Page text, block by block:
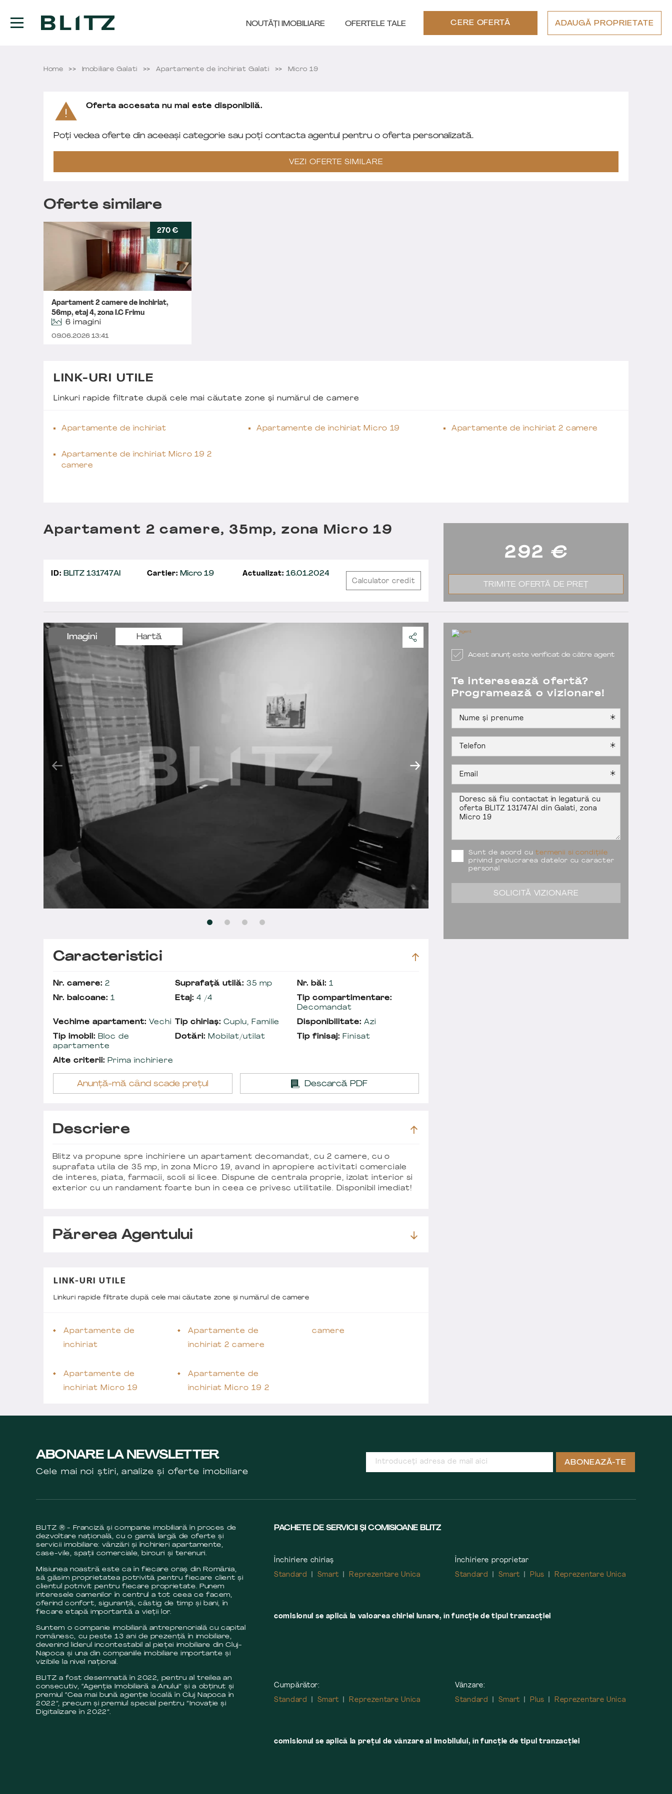
NOUTĂȚI IMOBILIARE OFERTELE TALE CERE OFERTĂ ADAUGĂ PROPRIETATE
Home Imobiliare Galati Apartamente de închiriat Galati Micro 19
Oferta accesata nu mai este disponibilă.
Poți vedea oferte din aceeași categorie sau poți contacta agentul pentru o oferta personalizată.
VEZI OFERTE SIMILARE
Oferte similare
270 €
Apartament 2 camere de inchiriat,
56mp, etaj 4, zona I.C Frimu
6 imagini
09.06.2026 13:41
LINK-URI UTILE
Linkuri rapide filtrate după cele mai căutate zone și numărul de camere
Apartamente de închiriat Apartamente de închiriat Micro 19 Apartamente de închiriat 2 camere
Apartamente de închiriat Micro 19 2
camere
Imagini Hartă
Apartament 2 camere, 35mp, zona Micro 19
ID: BLITZ 131747AI Cartier: Micro 19 Actualizat: 16.01.2024
Calculator credit
Acest anunț este verificat de către agent
Te interesează ofertă?
Programează o vizionare!
Sunt de acord cutermenii si condițiile
privind prelucrarea datelor cu caracter
personal
SOLICITĂ VIZIONARE
292 €
TRIMITE OFERTĂ DE PREȚ
Caracteristici
Nr. camere: 2 Suprafață utilă: 35 mp Nr. băi: 1
Nr. balcoane: 1 Etaj: 4 /4
Tip compartimentare:
Decomandat
Vechime apartament: Vechi Tip chiriaș: Cuplu, Familie Disponibilitate: Azi
Tip imobil: Bloc de
apartamente
Dotări: Mobilat/utilat Tip finisaj: Finisat
Alte criterii: Prima închiriere
Anunță-mă când scade prețul Descarcă PDF
Descriere
Blitz va propune spre inchiriere un apartament decomandat, cu 2 camere, cu o
suprafata utila de 35 mp, in zona Micro 19, avand in apropiere activitati comerciale
de interes, piata, farmacii, scoli si licee. Dispune de centrala proprie, izolat interior si
exterior cu un randament foarte bun in ceea ce privesc utilitatile. Disponibil imediat!
Părerea Agentului
LINK-URI UTILE
Linkuri rapide filtrate după cele mai căutate zone și numărul de camere
Apartamente de
închiriat
Apartamente de
închiriat Micro 19
Apartamente de
închiriat 2 camere
Apartamente de
închiriat Micro 19 2
camere
ABONARE LA NEWSLETTER
Cele mai noi știri, analize și oferte imobiliare
ABONEAZĂ-TE
BLITZ ® - Franciză și companie imobiliară în proces de
dezvoltare națională, cu o gamă largă de oferte și
servicii imobiliare: vânzări și închirieri apartamente,
case-vile, spații comerciale, birouri și terenuri.
Misiunea noastră este ca în fiecare oraș din România,
să găsim proprietatea potrivită pentru fiecare client și
clientul potrivit pentru fiecare proprietate. Punem
interesele oamenilor în centrul a tot ceea ce facem,
oferind confort, siguranță, câstig de timp și bani, în
fiecare etapă importantă a vieții lor.
Suntem o companie imobiliară antreprenorială cu capital
românesc, cu peste 13 ani de prezență în imobiliare,
devenind liderul incontestabil al pieței imobiliare din Cluj-
Napoca și una din companiile imobiliare importante și
vizibile la nivel național.
BLITZ a fost desemnată în 2022, pentru al treilea an
consecutiv, “Agenția Imobiliară a Anului” și a obținut și
premiul “Cea mai bună agenție locală în Cluj Napoca în
2022”, precum și premiul special pentru ”Inovație și
Digitalizare în 2022”.
PACHETE DE SERVICII ȘI COMISIOANE BLITZ
Închiriere chiriaș
Standard
Smart Reprezentare Unica
Închiriere proprietar
Standard
Smart Plus Reprezentare Unica
comisionul se aplică la valoarea chiriei lunare, în funcție de tipul tranzacției
Cumpărător:
Standard
Smart Reprezentare Unica
Vânzare:
Standard
Smart Plus Reprezentare Unica
comisionul se aplică la preţul de vânzare al imobilului, în funcţie de tipul tranzacţiei